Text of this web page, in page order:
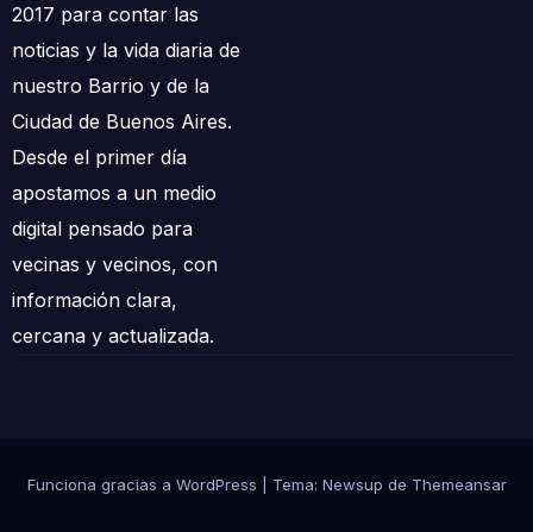
2017 para contar las
noticias y la vida diaria de
nuestro Barrio y de la
Ciudad de Buenos Aires.
Desde el primer día
apostamos a un medio
digital pensado para
vecinas y vecinos, con
información clara,
cercana y actualizada.
Funciona gracias a WordPress Tema: Newsup de Themeansar